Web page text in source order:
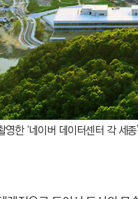
한 ‘네이버 데이터센터 각 세